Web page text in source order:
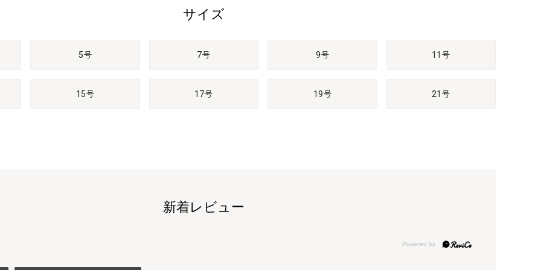
サイズ
5号 7号 9号 11号
15号 17号 19号 21号
新着レビュー